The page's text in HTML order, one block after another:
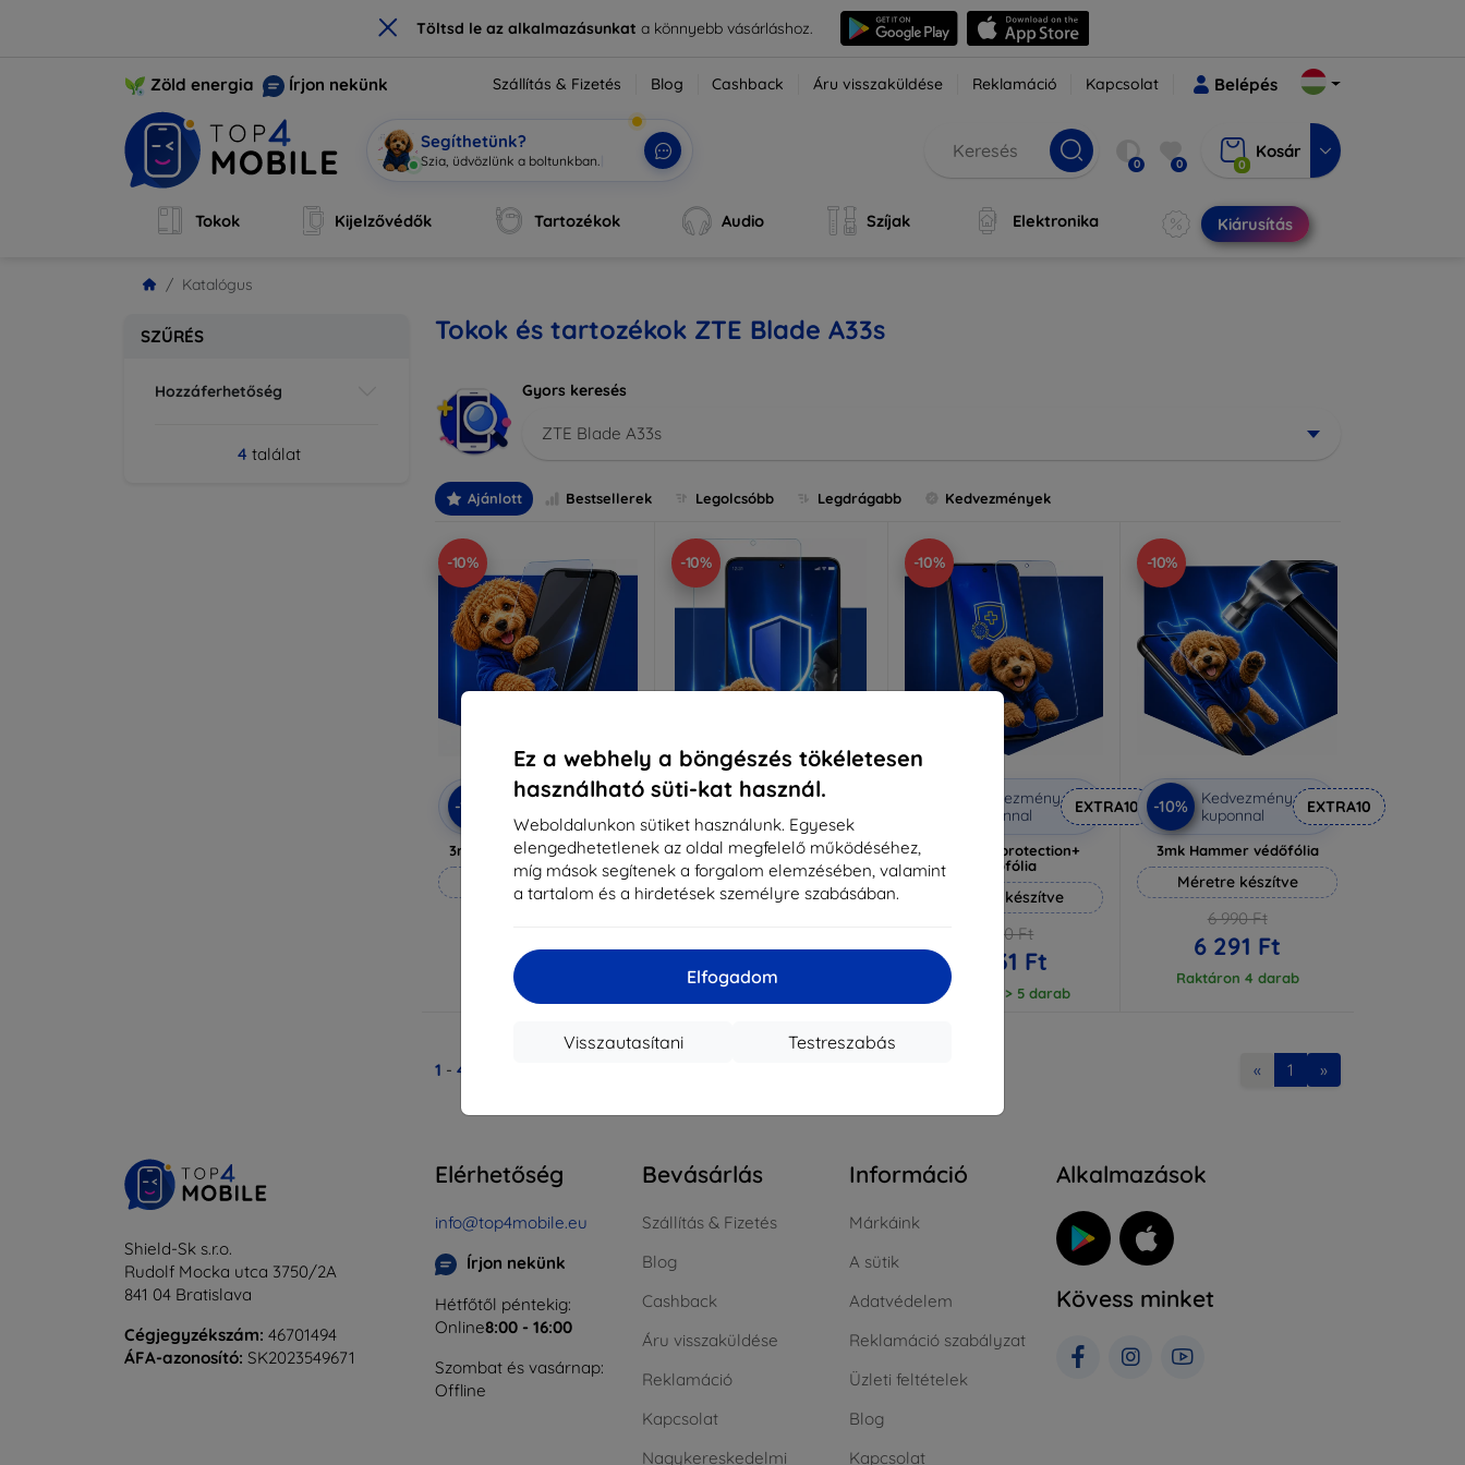
× Töltsd le az alkalmazásunkata könnyebb vásárláshoz.
Ez a webhely a böngészés tökéletesen
használható süti-kat használ.
Weboldalunkon sütiket használunk. Egyesek
elengedhetetlenek az oldal megfelelő működéséhez,
míg mások segítenek a forgalom elemzésében, valamint
a tartalom és a hirdetések személyre szabásában.
Elfogadom
Testreszabás
Visszautasítani
Zöld energia Írjon nekünk Szállítás & Fizetés Blog Cashback Áru visszaküldése Reklamáció Kapcsolat Belépés
Segíthetünk?
Szia, üdvözlünk | 0 0 0
Kosár
Tokok Kijelzővédők Tartozékok Audio Szíjak Elektronika Kiárusítás
Katalógus
SZŰRÉS
Hozzáferhetőség
4 találat
Tokok és tartozékok ZTE Blade A33s
Gyors keresés
ZTE Blade A33s
Ajánlott Bestsellerek Legolcsóbb Legdrágabb Kedvezmények
-10%
-10%
Kedvezmény
kuponnal
3mk Anti-Shock védőüveg
Méretre készítve
5 301 Ft
Raktáron > 5 darab
-10%
Kedvezmény
kuponnal
3mk Pure Matt védőüveg
Méretre készítve
3 951 Ft
Raktáron > 5 darab
-10%
Kedvezmény
kuponnal
EXTRA10
3mk Silverprotection+
védőfólia
Méretre készítve
6 590 Ft
5 931 Ft
Raktáron > 5 darab
-10%
-10%
Kedvezmény
kuponnal
EXTRA10
3mk Hammer védőfólia
Méretre készítve
6 990 Ft
6 291 Ft
Raktáron 4 darab
1 - 4 « 1 »
Shield-Sk s.r.o.
Rudolf Mocka utca 3750/2A
841 04 Bratislava
Cégjegyzékszám: 46701494
ÁFA-azonosító: SK2023549671
Elérhetőség
info@top4mobile.eu
Írjon nekünk
Hétfőtől péntekig:
Online8:00 - 16:00
Szombat és vasárnap:
Offline
Bevásárlás
Szállítás & Fizetés
Blog
Cashback
Áru visszaküldése
Reklamáció
Kapcsolat
Nagykereskedelmi
Információ
Márkáink
A sütik
Adatvédelem
Reklamáció szabályzat
Üzleti feltételek
Blog
Kapcsolat
Alkalmazások
Kövess minket